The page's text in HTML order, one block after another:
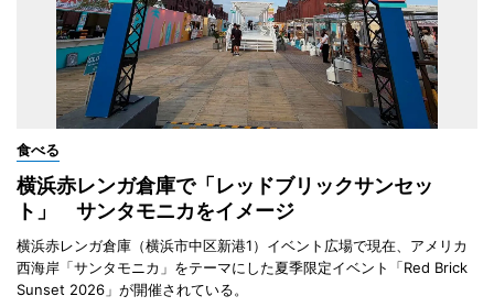
食べる
横浜赤レンガ倉庫で「レッドブリックサンセッ
ト」 サンタモニカをイメージ
横浜赤レンガ倉庫（横浜市中区新港1）イベント広場で現在、アメリカ
西海岸「サンタモニカ」をテーマにした夏季限定イベント「Red Brick
Sunset 2026」が開催されている。